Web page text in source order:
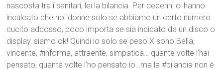
nascosta tra i sanitari, lei la bilancia. Per decenni ci hanno
inculcato che noi donne solo se abbiamo un certo numero
cucito addosso, poco importa se sia indicato da un disco o
display, siamo ok! Quindi io solo se peso X sono Bella,
vincente, #informa, attraente, simpatica… quante volte l’hai
pensato, quante volte l’ho pensato io…ma la #bilancia non è